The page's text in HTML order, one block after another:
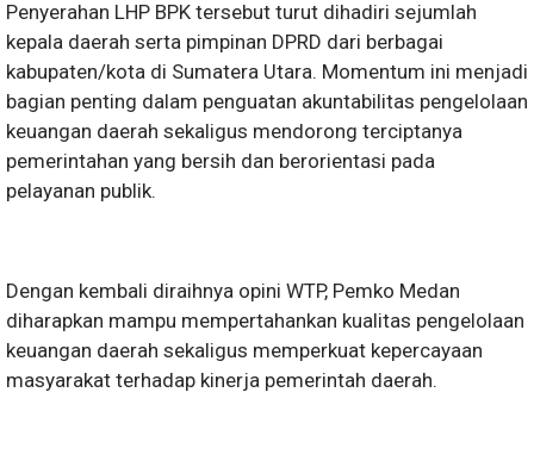
Penyerahan LHP BPK tersebut turut dihadiri sejumlah
kepala daerah serta pimpinan DPRD dari berbagai
kabupaten/kota di Sumatera Utara. Momentum ini menjadi
bagian penting dalam penguatan akuntabilitas pengelolaan
keuangan daerah sekaligus mendorong terciptanya
pemerintahan yang bersih dan berorientasi pada
pelayanan publik.
Dengan kembali diraihnya opini WTP, Pemko Medan
diharapkan mampu mempertahankan kualitas pengelolaan
keuangan daerah sekaligus memperkuat kepercayaan
masyarakat terhadap kinerja pemerintah daerah.